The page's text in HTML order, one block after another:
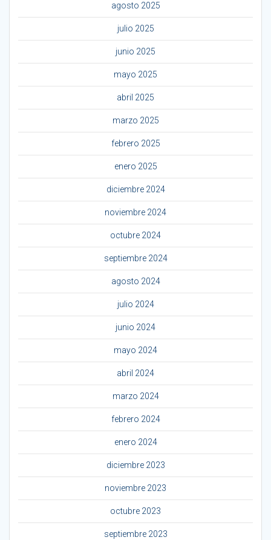
agosto 2025
julio 2025
junio 2025
mayo 2025
abril 2025
marzo 2025
febrero 2025
enero 2025
diciembre 2024
noviembre 2024
octubre 2024
septiembre 2024
agosto 2024
julio 2024
junio 2024
mayo 2024
abril 2024
marzo 2024
febrero 2024
enero 2024
diciembre 2023
noviembre 2023
octubre 2023
septiembre 2023